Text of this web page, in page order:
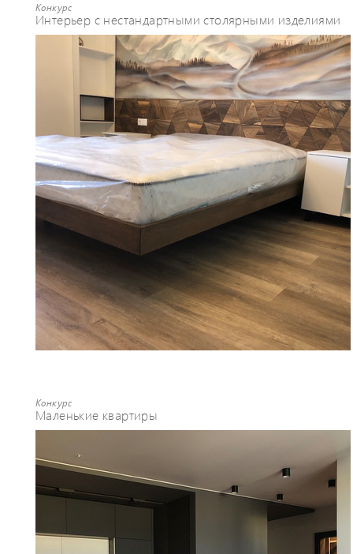
Конкурс
Интерьер с нестандартными столярными изделиями
Конкурс
Маленькие квартиры